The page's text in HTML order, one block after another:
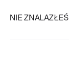
NIE